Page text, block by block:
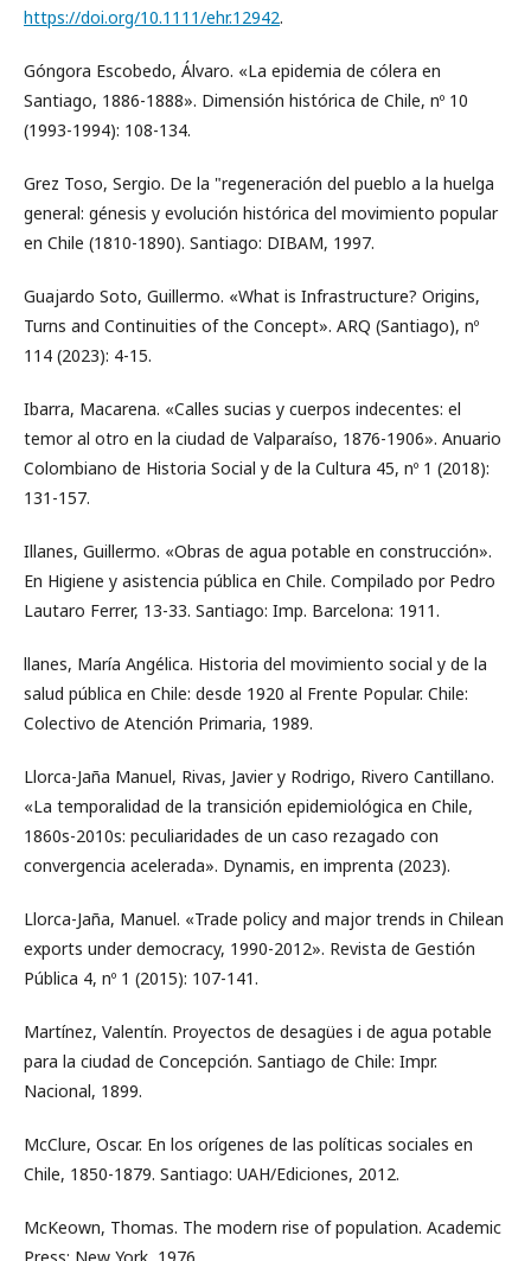
https://doi.org/10.1111/ehr.12942.
Góngora Escobedo, Álvaro. «La epidemia de cólera en
Santiago, 1886-1888». Dimensión histórica de Chile, nº 10
(1993-1994): 108-134.
Grez Toso, Sergio. De la "regeneración del pueblo a la huelga
general: génesis y evolución histórica del movimiento popular
en Chile (1810-1890). Santiago: DIBAM, 1997.
Guajardo Soto, Guillermo. «What is Infrastructure? Origins,
Turns and Continuities of the Concept». ARQ (Santiago), nº
114 (2023): 4-15.
Ibarra, Macarena. «Calles sucias y cuerpos indecentes: el
temor al otro en la ciudad de Valparaíso, 1876-1906». Anuario
Colombiano de Historia Social y de la Cultura 45, nº 1 (2018):
131-157.
Illanes, Guillermo. «Obras de agua potable en construcción».
En Higiene y asistencia pública en Chile. Compilado por Pedro
Lautaro Ferrer, 13-33. Santiago: Imp. Barcelona: 1911.
llanes, María Angélica. Historia del movimiento social y de la
salud pública en Chile: desde 1920 al Frente Popular. Chile:
Colectivo de Atención Primaria, 1989.
Llorca-Jaña Manuel, Rivas, Javier y Rodrigo, Rivero Cantillano.
«La temporalidad de la transición epidemiológica en Chile,
1860s-2010s: peculiaridades de un caso rezagado con
convergencia acelerada». Dynamis, en imprenta (2023).
Llorca-Jaña, Manuel. «Trade policy and major trends in Chilean
exports under democracy, 1990-2012». Revista de Gestión
Pública 4, nº 1 (2015): 107-141.
Martínez, Valentín. Proyectos de desagües i de agua potable
para la ciudad de Concepción. Santiago de Chile: Impr.
Nacional, 1899.
McClure, Oscar. En los orígenes de las políticas sociales en
Chile, 1850-1879. Santiago: UAH/Ediciones, 2012.
McKeown, Thomas. The modern rise of population. Academic